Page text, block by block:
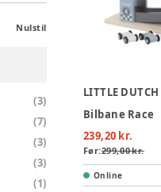
Nulstil
(3)
(7)
(3)
(3)
(1)
LITTLE DUTCH
Bilbane Race
239,20 kr.
Før:299,00 kr.
Online